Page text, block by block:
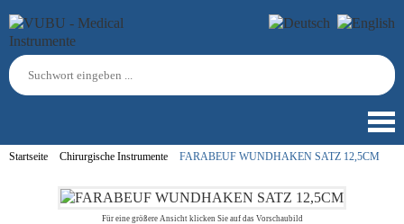
Startseite Chirurgische Instrumente FARABEUF WUNDHAKEN SATZ 12,5CM
Für eine größere Ansicht klicken Sie auf das Vorschaubild